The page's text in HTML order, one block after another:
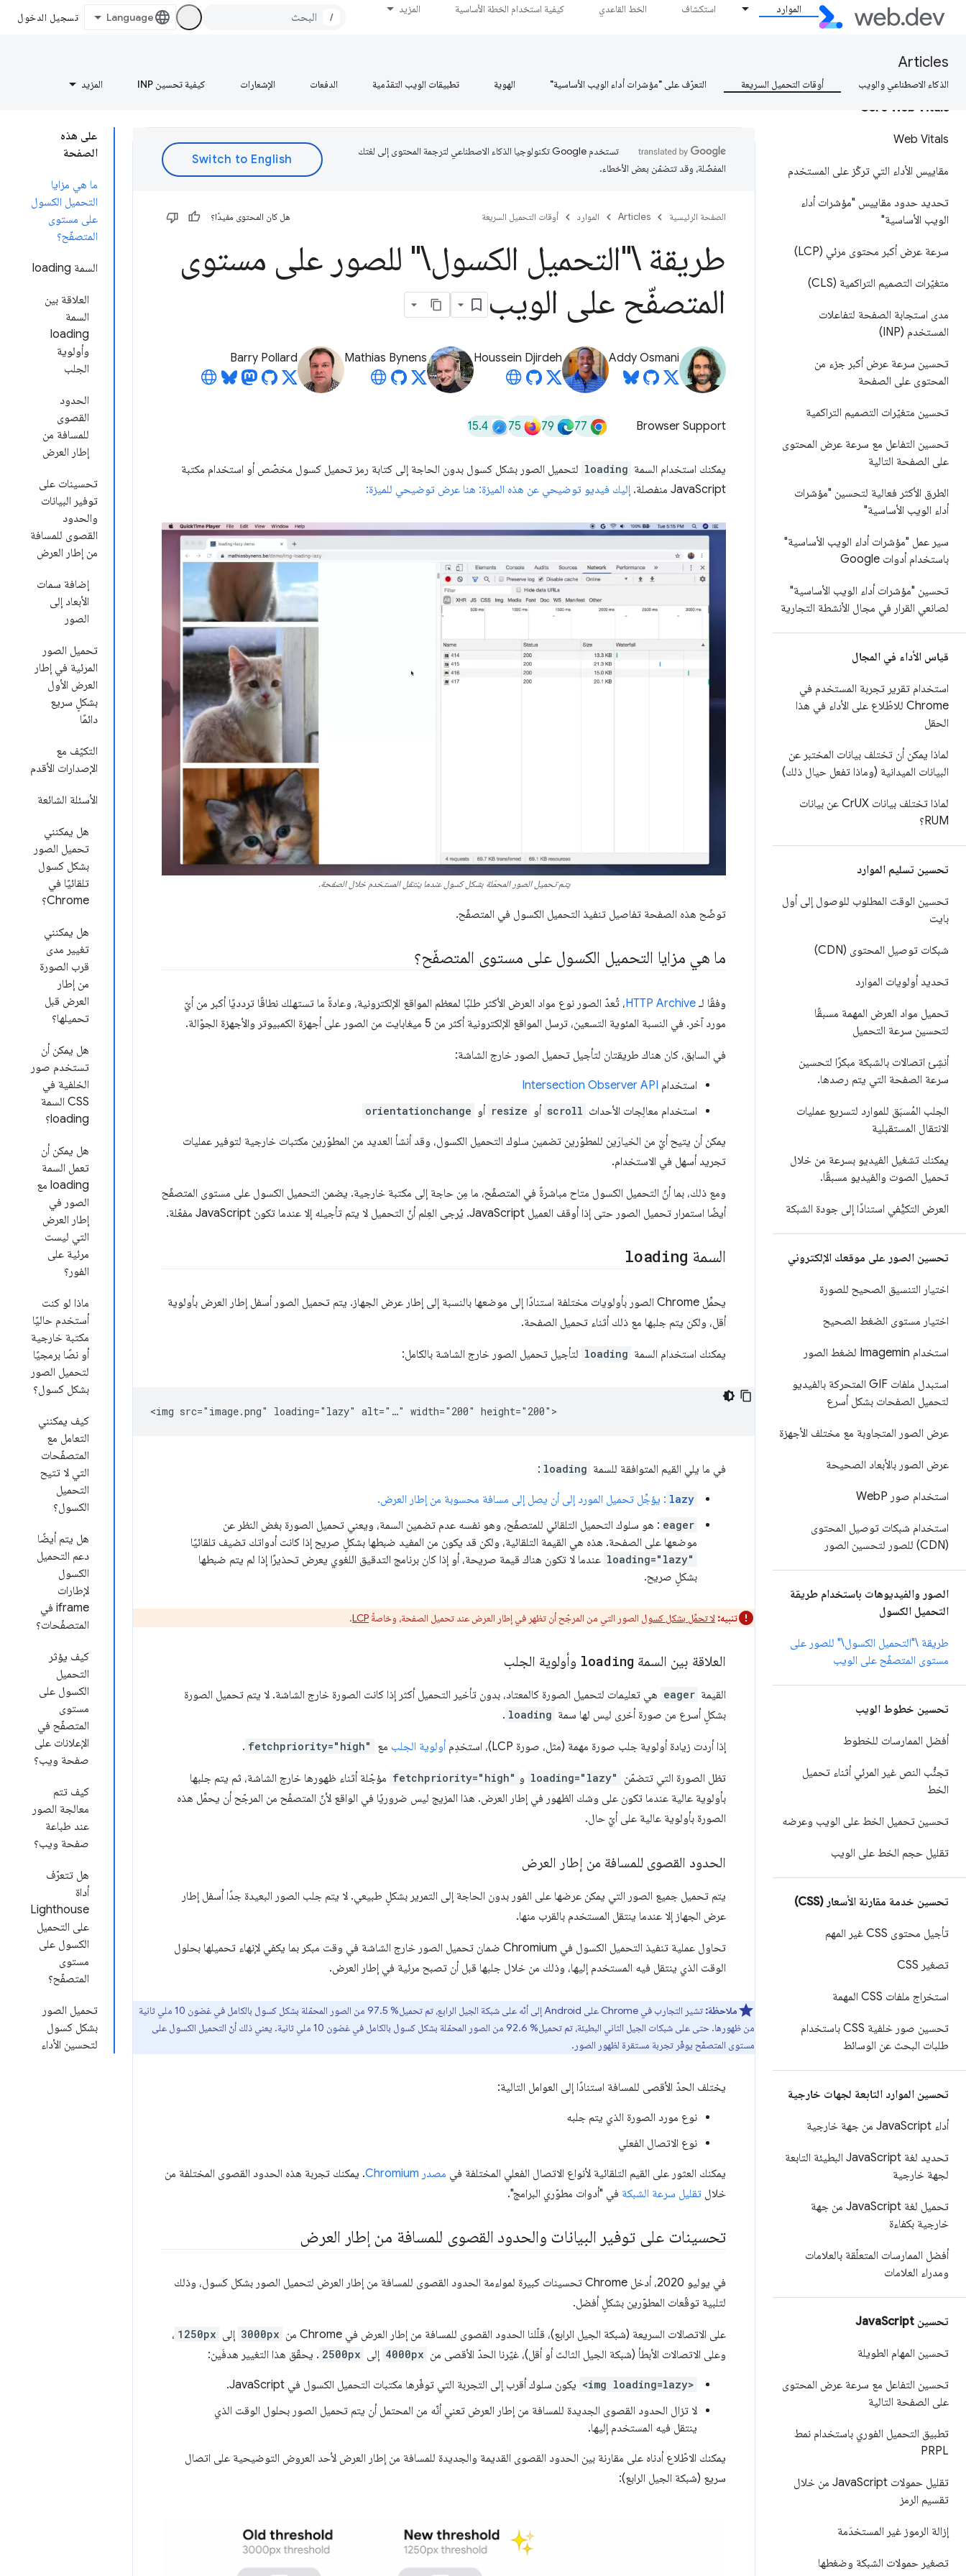
الموارد استكشاف الخط القاعدي كيفية استخدام الخطة الأساسية المزيد
/ تسجيل الدخول
Articles
الذكاء الاصطناعي والويب أوقات التحميل السريعة التعرّف على "مؤشرات أداء الويب الأساسية" الهوية تطبيقات الويب التقدّمية الدفعات الإشعارات كيفية تحسين INP المزيد
كيف يمكن قياس السرعة؟
كيف تبقى سريعًا؟
Core Web Vitals
Web Vitals
مقاييس الأداء التي تركّز على المستخدم
تحديد حدود مقاييس "مؤشرات أداء
الويب الأساسية"
سرعة عرض أكبر محتوى مرئي (LCP)
متغيّرات التصميم التراكمية (CLS)
مدى استجابة الصفحة لتفاعلات
المستخدم (INP)
تحسين سرعة عرض أكبر جزء من
المحتوى على الصفحة
تحسين متغيّرات التصميم التراكمية
تحسين التفاعل مع سرعة عرض المحتوى
على الصفحة التالية
الطرق الأكثر فعالية لتحسين "مؤشرات
أداء الويب الأساسية"
سير عمل "مؤشرات أداء الويب الأساسية"
باستخدام أدوات Google
تحسين "مؤشرات أداء الويب الأساسية"
لصانعي القرار في مجال الأنشطة التجارية
قياس الأداء في المجال
استخدام تقرير تجربة المستخدم في
Chrome للاطّلاع على الأداء في هذا
الحقل
لماذا يمكن أن تختلف بيانات المختبر عن
البيانات الميدانية (وماذا تفعل حيال ذلك)
لماذا تختلف بيانات Cr
UX عن بيانات
RUM؟
تحسين تسليم الموارد
تحسين الوقت المطلوب للوصول إلى أول
بايت
شبكات توصيل المحتوى (CDN)
تحديد أولويات الموارد
تحميل مواد العرض المهمة مسبقًا
لتحسين سرعة التحميل
أنشِئ اتصالات بالشبكة مبكرًا لتحسين
سرعة الصفحة التي يتم رصدها.
الجلب المُسبَق للموارد لتسريع عمليات
الانتقال المستقبلية
يمكنك تشغيل الفيديو بسرعة من خلال
تحميل الصوت والفيديو مسبقًا.
العرض التكيُّفي استنادًا إلى جودة الشبكة
تحسين الصور على موقعك الإلكتروني
اختيار التنسيق الصحيح للصورة
اختيار مستوى الضغط الصحيح
استخدام Imagemin لضغط الصور
استبدل ملفات GIF المتحركة بالفيديو
لتحميل الصفحات بشكل أسرع
عرض الصور المتجاوبة مع مختلف الأجهزة
عرض الصور بالأبعاد الصحيحة
استخدام صور Web P
استخدام شبكات توصيل المحتوى
(CDN) للصور لتحسين الصور
الصور والفيديوهات باستخدام طريقة
التحميل الكسول
طريقة \"التحميل الكسول\" للصور على
مستوى المتصفّح على الويب
تحسين خطوط الويب
أفضل الممارسات للخطوط
تجنُّب النص غير المرئي أثناء تحميل
الخط
تحسين تحميل الخط على الويب وعرضه
تقليل حجم الخط على الويب
تحسين خدمة مقارنة الأسعار (CSS)
تأجيل محتوى CSS غير المهم
تصغير CSS
استخراج ملفات CSS المهمة
تحسين صور خلفية CSS باستخدام
طلبات البحث عن الوسائط
تحسين الموارد التابعة لجهات خارجية
أداء Java Script من جهة خارجية
تحديد لغة Java
Script البطيئة التابعة
لجهة خارجية
تحميل لغة Java
Script من جهة
خارجية بكفاءة
أفضل الممارسات المتعلّقة بالعلامات
ومدراء العلامات
تحسين Java Script
تحسين المهام الطويلة
تحسين التفاعل مع سرعة عرض المحتوى
على الصفحة التالية
تطبيق التحميل الفوري باستخدام نمط
PRPL
تقليل حمولات Java
Script من خلال
تقسيم الرمز
إزالة الرموز غير المستخدَمة
تصغير حمولات الشبكة وضغطها
على هذه
الصفحة
ما هي مزايا
التحميل الكسول
على مستوى
المتصفّح؟
السمة loading
العلاقة بين
السمة
loading
وأولوية
الجلب
الحدود
القصوى
للمسافة من
إطار العرض
تحسينات على
توفير البيانات
والحدود
القصوى للمسافة
من إطار العرض
إضافة سمات
الأبعاد إلى
الصور
تحميل الصور
المرئية في إطار
العرض الأول
بشكلٍ سريع
دائمًا
التكيّف مع
الإصدارات الأقدم
الأسئلة الشائعة
هل يمكنني
تحميل الصور
بشكل كسول
تلقائيًا في
Chrome؟
هل يمكنني
تغيير مدى
قرب الصورة
من إطار
العرض قبل
تحميلها؟
هل يمكن أن
تستخدم صور
الخلفية في
CSS السمة
loading؟
هل يمكن أن
تعمل السمة
loading مع
الصور في
إطار العرض
التي ليست
مرئية على
الفور؟
ماذا لو كنت
أستخدم حاليًا
مكتبة خارجية
أو نصًا برمجيًا
لتحميل الصور
بشكل كسول؟
كيف يمكنني
التعامل مع
المتصفّحات
التي لا تتيح
التحميل
الكسول؟
هل يتم أيضًا
دعم التحميل
الكسول
لإطارات
iframe في
المتصفّحات؟
كيف يؤثر
التحميل
الكسول على
مستوى
المتصفّح في
الإعلانات على
صفحة ويب؟
كيف تتم
معالجة الصور
عند طباعة
صفحة ويب؟
هل تتعرّف
أداة
Lighthouse
على التحميل
الكسول على
مستوى
المتصفّح؟
تحميل الصور
بشكل كسول
لتحسين الأداء
تستخدم Google تكنولوجيا الذكاء الاصطناعي لترجمة المحتوى إلى لغتك
المفضّلة، وقد تتضمّن بعض الأخطاء.
الصفحة الرئيسية Articles الموارد أوقات التحميل السريعة هل كان المحتوى مفيدًا؟
طريقة \"التحميل الكسول\" للصور على مستوى
المتصفّح على الويب
Addy Osmani
Houssein Djirdeh
Mathias Bynens
Barry Pollard
Browser Support
77
79
75
15.4
يمكنك استخدام السمة loading لتحميل الصور بشكل كسول بدون الحاجة إلى كتابة رمز تحميل كسول مخصّص أو استخدام مكتبة
JavaScript منفصلة.
إليك فيديو توضيحي عن هذه الميزة: هنا عرض توضيحي للميزة:
يتم تحميل الصور المحمّلة بشكل كسول عندما ينتقل المستخدم خلال الصفحة.
توضّح هذه الصفحة تفاصيل تنفيذ التحميل الكسول في المتصفّح.
ما هي مزايا التحميل الكسول على مستوى المتصفّح؟
وفقًا لـ HTTP Archive، تُعدّ الصور نوع مواد العرض الأكثر طلبًا لمعظم المواقع الإلكترونية، وعادةً ما تستهلك نطاقًا تردديًا أكبر من أيّ
مورد آخر. في النسبة المئوية التسعين، ترسل المواقع الإلكترونية أكثر من 5 ميغابايت من الصور على أجهزة الكمبيوتر والأجهزة الجوّالة.
في السابق، كان هناك طريقتان لتأجيل تحميل الصور خارج الشاشة:
استخدام Intersection Observer API
استخدام معالِجات الأحداث scroll أو resize أو orientationchange
يمكن أن يتيح أيّ من الخيارَين للمطوّرين تضمين سلوك التحميل الكسول، وقد أنشأ العديد من المطوّرين مكتبات خارجية لتوفير عمليات
تجريد أسهل في الاستخدام.
ومع ذلك، بما أنّ التحميل الكسول متاح مباشرةً في المتصفّح، ما مِن حاجة إلى مكتبة خارجية. يضمن التحميل الكسول على مستوى المتصفّح
أيضًا استمرار تحميل الصور حتى إذا أوقف العميل JavaScript. يُرجى العِلم أنّ التحميل لا يتم تأجيله إلا عندما تكون JavaScript مفعّلة.
السمة loading
يحمِّل Chrome الصور بأولويات مختلفة استنادًا إلى موضعها بالنسبة إلى إطار عرض الجهاز. يتم تحميل الصور أسفل إطار العرض بأولوية
أقل، ولكن يتم جلبها مع ذلك أثناء تحميل الصفحة.
يمكنك استخدام السمة loading لتأجيل تحميل الصور خارج الشاشة بالكامل:
في ما يلي القيم المتوافقة للسمة loading
:
lazy : يؤجِّل تحميل المورد إلى أن يصل إلى مسافة محسوبة من إطار العرض.
eager : هو سلوك التحميل التلقائي للمتصفّح، وهو نفسه عدم تضمين السمة، ويعني تحميل الصورة بغض النظر عن
موضعها على الصفحة. هذه هي القيمة التلقائية، ولكن قد يكون من المفيد ضبطها بشكلٍ صريح إذا كانت أدواتك تضيف تلقائيًا
loading="lazy" عندما لا تكون هناك قيمة صريحة، أو إذا كان برنامج التدقيق اللغوي يعرض تحذيرًا إذا لم يتم ضبطها
بشكلٍ صريح.
تنبيه: لا تحمِّل بشكل كسول الصور التي من المرجّح أن تظهر في إطار العرض عند تحميل الصفحة، وخاصةً LCP
.
العلاقة بين السمة loading وأولوية الجلب
القيمة eager هي تعليمات لتحميل الصورة كالمعتاد، بدون تأخير التحميل أكثر إذا كانت الصورة خارج الشاشة. لا يتم تحميل الصورة
بشكلٍ أسرع من صورة أخرى ليس لها سمة loading
.
إذا أردت زيادة أولوية جلب صورة مهمة (مثل، صورة LCP)، استخدِم أولوية الجلب مع fetchpriority="high"
.
تظل الصورة التي تتضمّن loading="lazy" و fetchpriority="high" مؤجّلة أثناء ظهورها خارج الشاشة، ثم يتم جلبها
بأولوية عالية عندما تكون على وشك الظهور في إطار العرض. هذا المزيج ليس ضروريًا في الواقع لأنّ المتصفّح من المرجّح أن يحمِّل هذه
الصورة بأولوية عالية على أيّ حال.
الحدود القصوى للمسافة من إطار العرض
يتم تحميل جميع الصور التي يمكن عرضها على الفور بدون الحاجة إلى التمرير بشكلٍ طبيعي. لا يتم جلب الصور البعيدة جدًا أسفل إطار
عرض الجهاز إلا عندما ينتقل المستخدم بالقرب منها.
تحاول عملية تنفيذ التحميل الكسول في Chromium ضمان تحميل الصور خارج الشاشة في وقت مبكر بما يكفي لإنهاء تحميلها بحلول
الوقت الذي ينتقل فيه المستخدم إليها، وذلك من خلال جلبها قبل أن تصبح مرئية في إطار العرض.
ملاحظة:
تشير التجارب في Chrome على Android إلى أنّه على شبكة الجيل الرابع، تم تحميل% 97.5 من الصور المحمّلة بشكل كسول بالكامل في غضون 10 ملي ثانية
من ظهورها. حتى على شبكات الجيل الثاني البطيئة، تم تحميل% 92.6 من الصور المحمّلة بشكل كسول بالكامل في غضون 10 ملي ثانية. يعني ذلك أنّ التحميل الكسول على
مستوى المتصفّح يوفّر تجربة مستقرة لظهور الصور.
يختلف الحدّ الأقصى للمسافة استنادًا إلى العوامل التالية:
نوع مورد الصورة الذي يتم جلبه
نوع الاتصال الفعلي
يمكنك العثور على القيم التلقائية لأنواع الاتصال الفعلي المختلفة في مصدر Chromium
. يمكنك تجربة هذه الحدود القصوى المختلفة من
خلال تقليل سرعة الشبكة في "أدوات مطوّري البرامج".
تحسينات على توفير البيانات والحدود القصوى للمسافة من إطار العرض
في يوليو 2020، أدخل Chrome تحسينات كبيرة لمواءمة الحدود القصوى للمسافة من إطار العرض لتحميل الصور بشكل كسول، وذلك
لتلبية توقّعات المطوّرين بشكلٍ أفضل.
على الاتصالات السريعة (شبكة الجيل الرابع)، قلّلنا الحدود القصوى للمسافة من إطار العرض في Chrome من 3000px إلى 1250px ،
وعلى الاتصالات الأبطأ (شبكة الجيل الثالث أو أقل)، غيّرنا الحدّ الأقصى من 4000px إلى 2500px . يحقّق هذا التغيير هدفَين:
<img loading=lazy> يكون سلوك أقرب إلى التجربة التي توفّرها مكتبات التحميل الكسول في JavaScript.
لا تزال الحدود القصوى الجديدة للمسافة من إطار العرض تعني أنّه من المحتمل أن يتم تحميل الصور بحلول الوقت الذي
ينتقل فيه المستخدم إليها.
يمكنك الاطّلاع أدناه على مقارنة بين الحدود القصوى القديمة والجديدة للمسافة من إطار العرض لأحد العروض التوضيحية على اتصال
سريع (شبكة الجيل الرابع):